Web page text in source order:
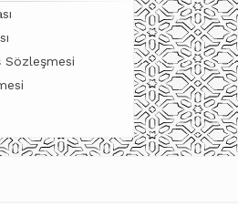
Sözleşmesi